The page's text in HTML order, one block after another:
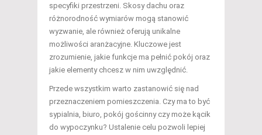
specyfiki przestrzeni. Skosy dachu oraz
różnorodność wymiarów mogą stanowić
wyzwanie, ale również oferują unikalne
możliwości aranżacyjne. Kluczowe jest
zrozumienie, jakie funkcje ma pełnić pokój oraz
jakie elementy chcesz w nim uwzględnić.
Przede wszystkim warto zastanowić się nad
przeznaczeniem pomieszczenia. Czy ma to być
sypialnia, biuro, pokój gościnny czy może kącik
do wypoczynku? Ustalenie celu pozwoli lepiej